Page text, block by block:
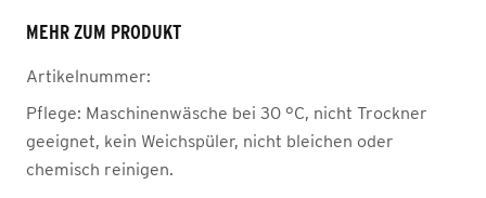
MEHR ZUM PRODUKT
Artikelnummer:
Pflege: Maschinenwäsche bei 30 °C, nicht Trockner
geeignet, kein Weichspüler, nicht bleichen oder
chemisch reinigen.